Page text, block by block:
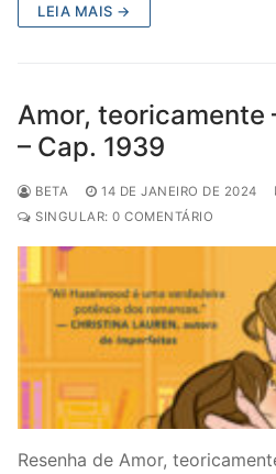
LEIA MAIS →
Amor, teoricamente
– Cap. 1939
BETA 14 DE JANEIRO DE 2024
SINGULAR: 0 COMENTÁRIO
Resenha de Amor,